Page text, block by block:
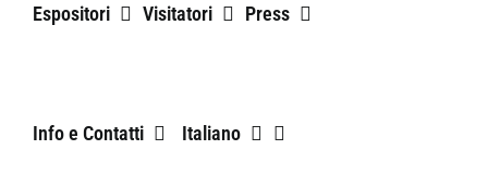
Espositori Visitatori Press
Info e Contatti Italiano